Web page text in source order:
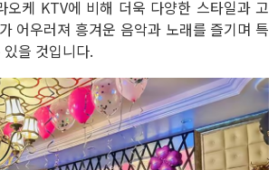
오케 KTV에 비해 더욱 다양한 스타일과 고
어우러져 흥겨운 음악과 노래를 즐기며 특
을 것입니다.